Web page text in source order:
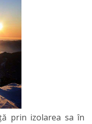
prin izolarea sa în